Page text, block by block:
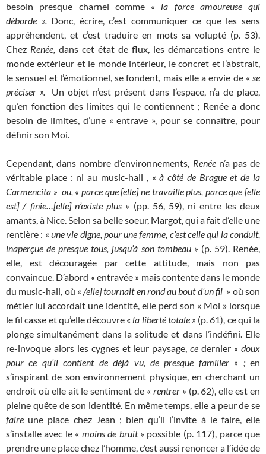
besoin presque charnel comme « la force amoureuse qui
déborde ». Donc, écrire, c’est communiquer ce que les sens
appréhendent, et c’est traduire en mots sa volupté (p. 53).
Chez Renée, dans cet état de flux, les démarcations entre le
monde extérieur et le monde intérieur, le concret et l’abstrait,
le sensuel et l’émotionnel, se fondent, mais elle a envie de « se
préciser ». Un objet n’est présent dans l’espace, n’a de place,
qu’en fonction des limites qui le contiennent ; Renée a donc
besoin de limites, d’une « entrave », pour se connaître, pour
définir son Moi.
Cependant, dans nombre d’environnements, Renée n’a pas de
véritable place : ni au music-hall , «à côté de Brague et de la
Carmencita » ou, « parce que [elle] ne travaille plus, parce que [elle
est] / finie…[elle] n’existe plus » (pp. 56, 59), ni entre les deux
amants, à Nice. Selon sa belle soeur, Margot, qui a fait d’elle une
rentière : « une vie digne, pour une femme, c’est celle qui la conduit,
inaperçue de presque tous, jusqu’à son tombeau » (p. 59). Renée,
elle, est découragée par cette attitude, mais non pas
convaincue. D’abord « entravée » mais contente dans le monde
du music-hall, où «/elle] tournait en rond au bout d’un fil » où son
métier lui accordait une identité, elle perd son « Moi » lorsque
le fil casse et qu’elle découvre « la liberté totale » (p. 61), ce qui la
plonge simultanément dans la solitude et dans l’indéfini. Elle
re-invoque alors les cygnes et leur paysage,cedernier « doux
pour ce qu’il contient de déjà vu, de presque familier » ; en
s’inspirant de son environnement physique, en cherchant un
endroit où elle ait le sentiment de « rentrer » (p. 62), elle est en
pleine quête de son identité. En même temps, elle a peur de se
faire une place chez Jean ; bien qu’il l’invite à le faire, elle
s’installe avec le « moins de bruit » possible (p. 117), parce que
prendre une place chez l’homme, c’est aussi renoncer a l’idée de